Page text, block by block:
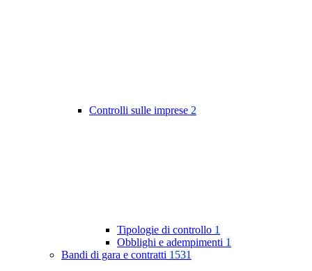
Controlli sulle imprese 2
Tipologie di controllo 1
Obblighi e adempimenti 1
Bandi di gara e contratti 1531